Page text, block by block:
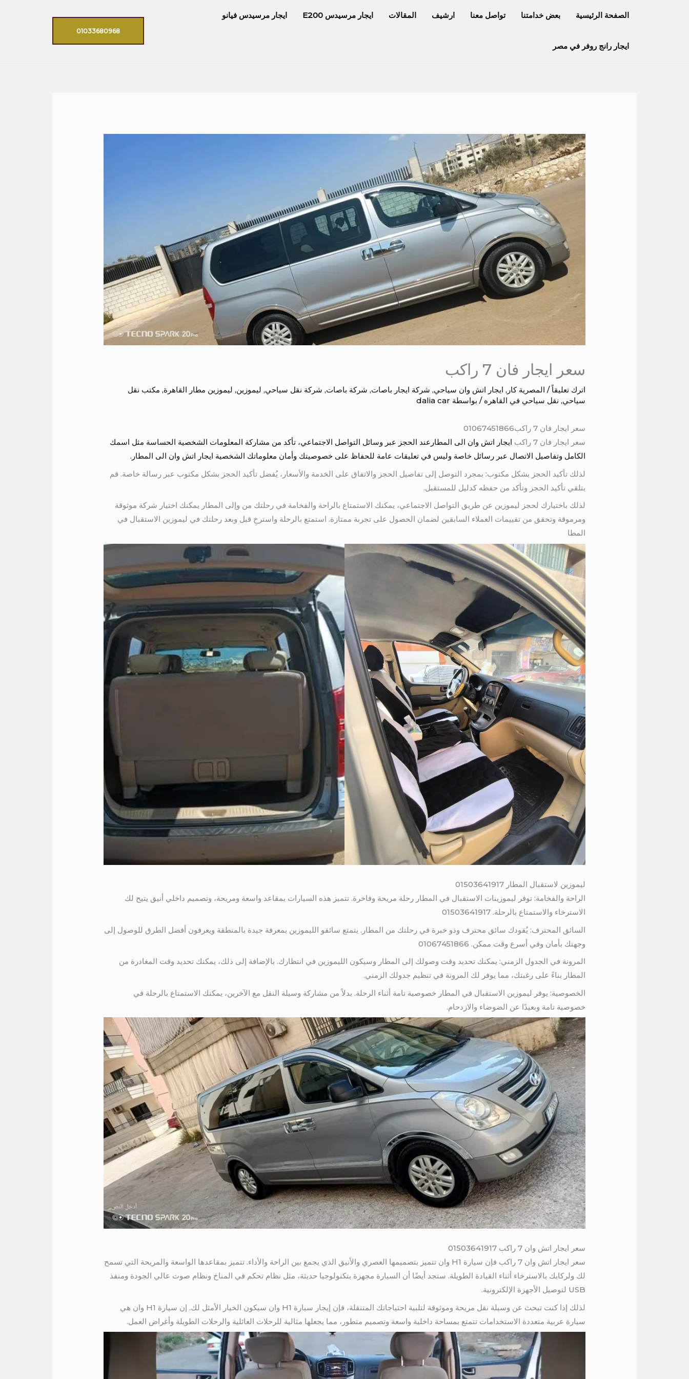
الصفحة الرئيسية بعض خدامتنا تواصل معنا ارشيف المقالات ايجار مرسيدس E200 ايجار مرسيدس فيانو
ايجار رانج روفر في مصر
01033680968
سعر ايجار فان 7 راكب
اترك تعليقاً / المصرية كار , ايجار اتش وان سياحي, شركة ايجار باصات, شركة باصات, شركة نقل سياحي, ليموزين, ليموزين مطار القاهرة, مكتب نقل
سياحي, نقل سياحي في القاهره / بواسطة dalia car
سعر ايجار فان 7 راكب01067451866
سعر ايجار فان 7 راكب
ايجار اتش وان الى المطارعند الحجز عبر وسائل التواصل الاجتماعي، تأكد من مشاركة المعلومات الشخصية الحساسة مثل اسمك
الكامل وتفاصيل الاتصال عبر رسائل خاصة وليس في تعليقات عامة للحفاظ على خصوصيتك وأمان معلوماتك الشخصية ايجار اتش وان الى المطار.
لذلك تأكيد الحجز بشكل مكتوب: بمجرد التوصل إلى تفاصيل الحجز والاتفاق على الخدمة والأسعار، يُفضل تأكيد الحجز بشكل مكتوب عبر رسالة خاصة. قم
بتلقي تأكيد الحجز وتأكد من حفظه كدليل للمستقبل.
لذلك باختيارك لحجز ليموزين عن طريق التواصل الاجتماعي، يمكنك الاستمتاع بالراحة والفخامة في رحلتك من وإلى المطار يمكنك اختيار شركة موثوقة
ومرموقة وتحقق من تقييمات العملاء السابقين لضمان الحصول على تجربة ممتازة. استمتع بالرحلة واسترخِ قبل وبعد رحلتك في ليموزين الاستقبال في
المطا
ليموزين لاستقبال المطار 01503641917
الراحة والفخامة: توفر ليموزينات الاستقبال في المطار رحلة مريحة وفاخرة. تتميز هذه السيارات بمقاعد واسعة ومريحة، وتصميم داخلي أنيق يتيح لك
الاسترخاء والاستمتاع بالرحلة. 01503641917
السائق المحترف: يُقودك سائق محترف وذو خبرة في رحلتك من المطار. يتمتع سائقو الليموزين بمعرفة جيدة بالمنطقة ويعرفون أفضل الطرق للوصول إلى
وجهتك بأمان وفي أسرع وقت ممكن. 01067451866
المرونة في الجدول الزمني: يمكنك تحديد وقت وصولك إلى المطار وسيكون الليموزين في انتظارك. بالإضافة إلى ذلك، يمكنك تحديد وقت المغادرة من
المطار بناءً على رغبتك، مما يوفر لك المرونة في تنظيم جدولك الزمني.
الخصوصية: يوفر ليموزين الاستقبال في المطار خصوصية تامة أثناء الرحلة. بدلاً من مشاركة وسيلة النقل مع الآخرين، يمكنك الاستمتاع بالرحلة في
خصوصية تامة وبعيدًا عن الضوضاء والازدحام.
سعر ايجار اتش وان 7 راكب 01503641917
سعر ايجار اتش وان 7 راكب فإن سيارة H1 وان تتميز بتصميمها العصري والأنيق الذي يجمع بين الراحة والأداء. تتميز بمقاعدها الواسعة والمريحة التي تسمح
لك ولركابك بالاسترخاء أثناء القيادة الطويلة. ستجد أيضًا أن السيارة مجهزة بتكنولوجيا حديثة، مثل نظام تحكم في المناخ ونظام صوت عالي الجودة ومنفذ
USB لتوصيل الأجهزة الإلكترونية.
لذلك إذا كنت تبحث عن وسيلة نقل مريحة وموثوقة لتلبية احتياجاتك المتنقلة، فإن إيجار سيارة H1 وان سيكون الخيار الأمثل لك. إن سيارة H1 وان هي
سيارة عربية متعددة الاستخدامات تتمتع بمساحة داخلية واسعة وتصميم متطور، مما يجعلها مثالية للرحلات العائلية والرحلات الطويلة وأغراض العمل.